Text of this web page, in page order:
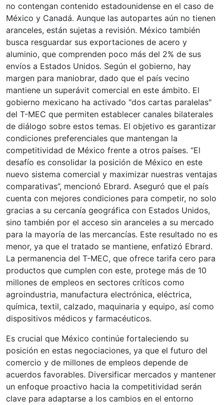
no contengan contenido estadounidense en el caso de
México y Canadá. Aunque las autopartes aún no tienen
aranceles, están sujetas a revisión. México también
busca resguardar sus exportaciones de acero y
aluminio, que comprenden poco más del 2% de sus
envíos a Estados Unidos. Según el gobierno, hay
margen para maniobrar, dado que el país vecino
mantiene un superávit comercial en este ámbito. El
gobierno mexicano ha activado "dos cartas paralelas"
del T-MEC que permiten establecer canales bilaterales
de diálogo sobre estos temas. El objetivo es garantizar
condiciones preferenciales que mantengan la
competitividad de México frente a otros países. “El
desafío es consolidar la posición de México en este
nuevo sistema comercial y maximizar nuestras ventajas
comparativas”, mencionó Ebrard. Aseguró que el país
cuenta con mejores condiciones para competir, no solo
gracias a su cercanía geográfica con Estados Unidos,
sino también por el acceso sin aranceles a su mercado
para la mayoría de las mercancías. Este resultado no es
menor, ya que el tratado se mantiene, enfatizó Ebrard.
La permanencia del T-MEC, que ofrece tarifa cero para
productos que cumplen con este, protege más de 10
millones de empleos en sectores críticos como
agroindustria, manufactura electrónica, eléctrica,
química, textil, calzado, maquinaria y equipo, así como
dispositivos médicos y farmacéuticos.
Es crucial que México continúe fortaleciendo su
posición en estas negociaciones, ya que el futuro del
comercio y de millones de empleos depende de
acuerdos favorables. Diversificar mercados y mantener
un enfoque proactivo hacia la competitividad serán
clave para adaptarse a los cambios en el entorno